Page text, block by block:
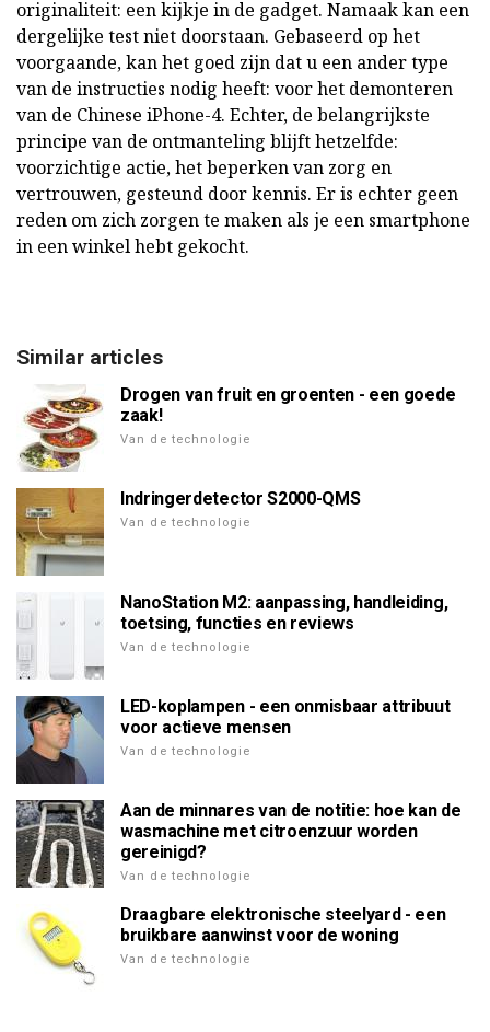
originaliteit: een kijkje in de gadget. Namaak kan een
dergelijke test niet doorstaan. Gebaseerd op het
voorgaande, kan het goed zijn dat u een ander type
van de instructies nodig heeft: voor het demonteren
van de Chinese iPhone-4. Echter, de belangrijkste
principe van de ontmanteling blijft hetzelfde:
voorzichtige actie, het beperken van zorg en
vertrouwen, gesteund door kennis. Er is echter geen
reden om zich zorgen te maken als je een smartphone
in een winkel hebt gekocht.
Similar articles
Drogen van fruit en groenten - een goede
zaak!
Van de technologie
Indringerdetector S2000-QMS
Van de technologie
NanoStation M2: aanpassing, handleiding,
toetsing, functies en reviews
Van de technologie
LED-koplampen - een onmisbaar attribuut
voor actieve mensen
Van de technologie
Aan de minnares van de notitie: hoe kan de
wasmachine met citroenzuur worden
gereinigd?
Van de technologie
Draagbare elektronische steelyard - een
bruikbare aanwinst voor de woning
Van de technologie